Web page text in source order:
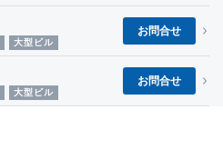
大型ビル
お問合せ
大型ビル
お問合せ